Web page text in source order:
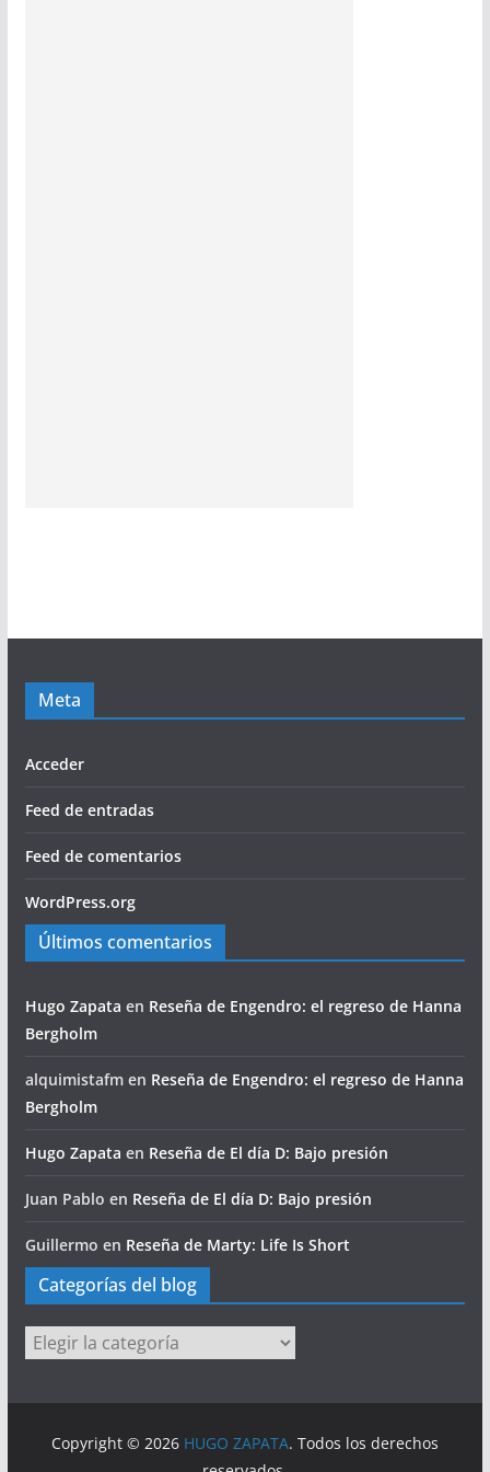
Meta
Acceder
Feed de entradas
Feed de comentarios
WordPress.org
Últimos comentarios
Hugo Zapata en Reseña de Engendro: el regreso de Hanna
Bergholm
alquimistafmen Reseña de Engendro: el regreso de Hanna
Bergholm
Hugo Zapata en Reseña de El día D: Bajo presión
Juan Pablo en Reseña de El día D: Bajo presión
Guillermo en Reseña de Marty: Life Is Short
Categorías del blog
Categorías
del
Copyright © 2026 HUGO ZAPATA. Todos los derechos